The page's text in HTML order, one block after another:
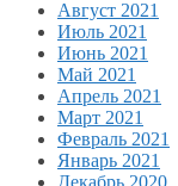
Август 2021
Июль 2021
Июнь 2021
Май 2021
Апрель 2021
Март 2021
Февраль 2021
Январь 2021
Декабрь 2020